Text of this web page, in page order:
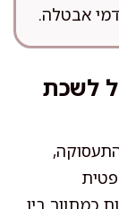
אבטלה.
לשכת
כמתווך בין